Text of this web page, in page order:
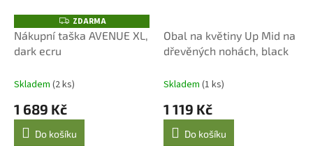
Z
D
A
ZDARMA
Nákupní taška AVENUE XL,
dark ecru
Skladem (2 ks)
1 689 Kč
Do košíku
Obal na květiny Up Mid na
dřevěných nohách, black
Skladem (1 ks)
1 119 Kč
Do košíku